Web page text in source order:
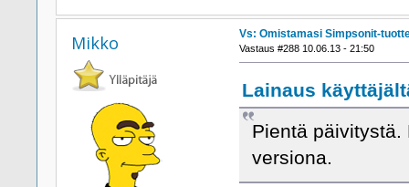
Mikko Vs: Omistamasi Simpsonit-
Vastaus #288 10.06.13 - 21:50
Lainaus
Pientä päivitystä.
versiona.